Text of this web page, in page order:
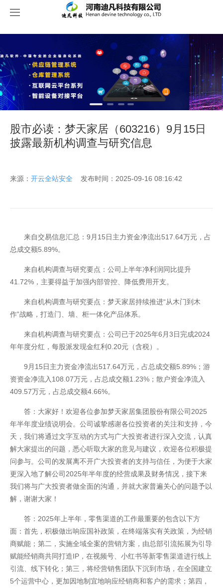
开云全站
股市必读：梦天家居（603216）9月15日
披露最新机构调查与研究信息
来源： 开云全站安全 发布时间：2025-09-16 08:16:42
来自交易信息汇总：9月15日主力资金净流出517.64万元，占
总成交额5.89%。
来自机构调查与研究要点：公司上半年净利润同比提升
41.72%，主要得益于加强内部管控、降低费用开支。
来自机构调查与研究要点：梦天家居持续推进“从木门到木
作”战略，打造门、墙、柜一体化产品体系。
来自机构调查与研究要点：公司已于2025年6月3日完成2024
年年度分红，每股派发现金红利0.20元（含税）。
9月15日主力资金净流出517.64万元，占总成交额5.89%；游
资资金净流入108.07万元，占总成交额1.23%；散户资金净流入
409.57万元，占总成交额4.66%。
答：大家好！欢迎各位参加梦天家居集团股份有限公司2025
年半年度业绩说明会。公司诚挚感谢各位投资者的关注和支持，今
天，我们将通过文字互动的方式与广大投资者进行深入交流，认真
解大家提出的问题，悉心听取大家的意见与建议，欢迎各位积极提
问参与。公司的发展离不开广大投资者的支持与信任，为便于大家
更深入地了解公司2025年半年度的经营成果及财务情况，接下来
我们将与广大投资者做全面的沟通，并就大家普遍关心的问题予以
解，谢谢大家！
答：2025年上半年，零售渠道的工作最重要的包含以下方
面：首先，积极做出响应国补政策，在终端落实有关政策，为经销
商赋能；第二，实施全域全案的营销方案，由总部引流拓展为引导
赋能经销商共同打造IP，在视频号、小红书等新零售渠道进行线上
引流、线下转化；第三，将经营销售团队下沉到市场，在全国建立
5个运营中心，更加因地制宜地响应经销商和客户的需求；第四，